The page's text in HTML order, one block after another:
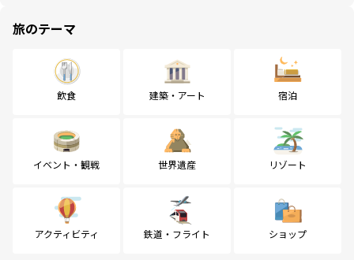
旅のテーマ
飲食 建築・アート 宿泊
イベント・観戦 世界遺産 リゾート
アクティビティ 鉄道・フライト ショップ